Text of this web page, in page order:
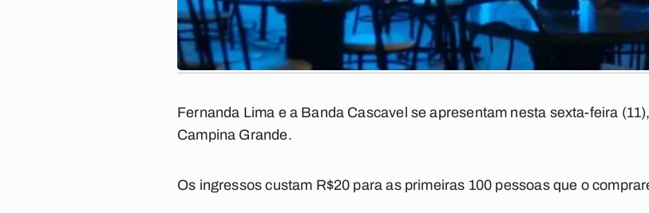
Fernanda Lima e a Banda Cascavel se apresentam nesta sexta-feira
Campina Grande.
Os ingressos custam R$20 para as primeiras 100 pessoas que o